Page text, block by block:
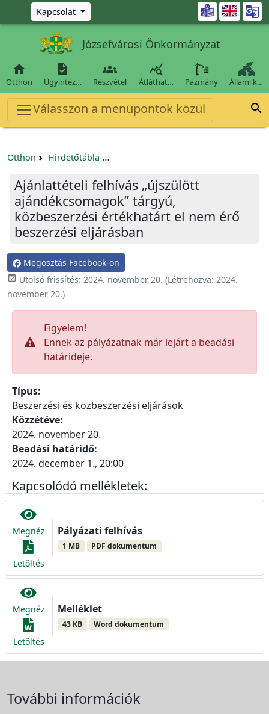
Ugrás a fő tartalomra
Kapcsolat 
Józsefvárosi Önkormányzat

Otthon

Ügyintéz…

Részvétel

Átláthat… Pázmány Állami k…
Válasszon a menüpontok közül 
Otthon Hirdetőtábla
Ajánlattételi felhívás „újszülött
ajándékcsomagok” tárgyú,
közbeszerzési értékhatárt el nem érő
beszerzési eljárásban
Megosztás Facebook-on
 Utolsó frissítés: 2024. november 20. (Létrehozva: 2024.
november 20.)
Figyelem!
Ennek az pályázatnak már lejárt a beadási
határideje.
Típus:
Beszerzési és közbeszerzési eljárások
Közzétéve:
2024. november 20.
Beadási határidő:
2024. december 1., 20:00
Kapcsolódó mellékletek:
Megnéz
Letöltés
Pályázati felhívás
1 MB PDF dokumentum
Megnéz
Letöltés
Melléklet
43 KB Word dokumentum
További információk